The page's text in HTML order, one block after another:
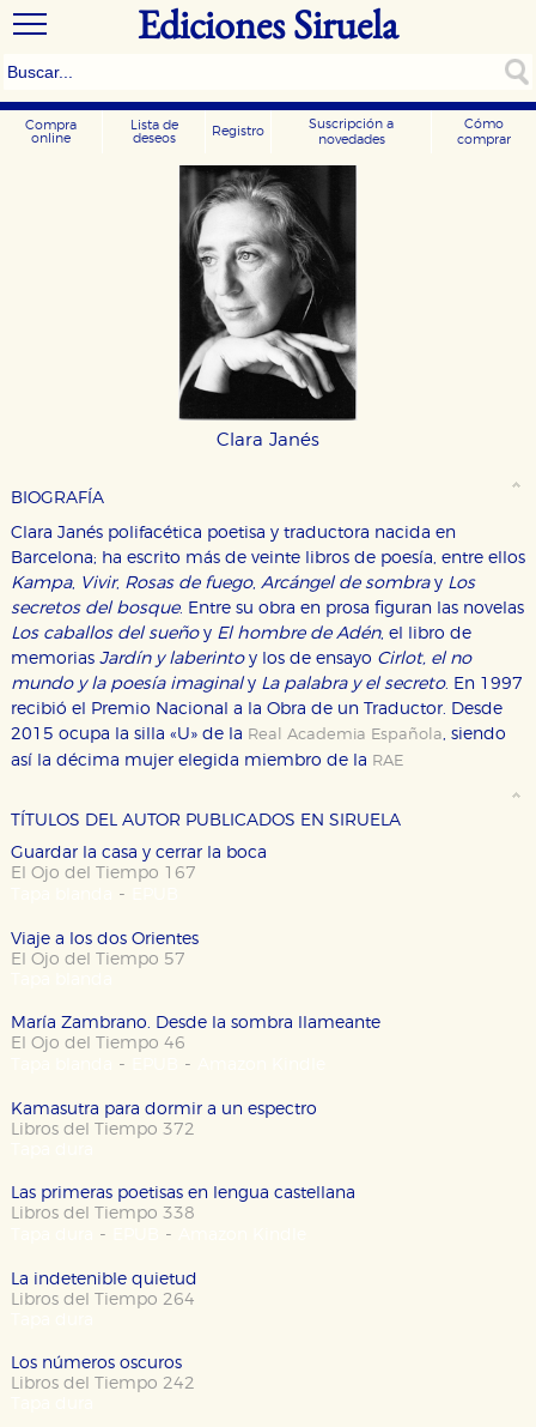
Ediciones Siruela
Compra
online
Lista de
deseos
Registro
Suscripción a
novedades
Cómo
comprar
Clara Janés
BIOGRAFÍA
Clara Janés polifacética poetisa y traductora nacida en
Barcelona; ha escrito más de veinte libros de poesía, entre ellos
Kampa, Vivir, Rosas de fuego, Arcángel de sombray Los
secretos del bosque. Entre su obra en prosa figuran las novelas
Los caballos del sueñoy El hombre de Adén, el libro de
memorias Jardín y laberintoy los de ensayo Cirlot, el no
mundo y la poesía imaginaly La palabra y el secreto. En 1997
recibió el Premio Nacional a la Obra de un Traductor. Desde
2015 ocupa la silla «U» de la Real Academia Española
, siendo
así la décima mujer elegida miembro de la RAE
TÍTULOS DEL AUTOR PUBLICADOS EN SIRUELA
Guardar la casa y cerrar la boca
El Ojo del Tiempo 167
-
Viaje a los dos Orientes
El Ojo del Tiempo 57
María Zambrano. Desde la sombra llameante
El Ojo del Tiempo 46
- -
Kamasutra para dormir a un espectro
Libros del Tiempo 372
Las primeras poetisas en lengua castellana
Libros del Tiempo 338
- -
La indetenible quietud
Libros del Tiempo 264
Los números oscuros
Libros del Tiempo 242
HABILITAR TODO
Cookies necesarias
web funcione y no es posible deshabilitarlas desde
nuestro sistema. Es posible hacerlo desde el
navegador, pero en ese caso es posible que algunas
Cookies de rendimiento y analíticas
Estas cookies se utilizan para mejorar su experiencia
nuestro sitio web. Almacenan configuraciones de
servicios para que no tenga que reconfigurarlos cada
vez que nos visita. La información es agregada y, por lo
Cookies de publicidad y redes sociales
Estas cookies son gestionadas por nuestros socios